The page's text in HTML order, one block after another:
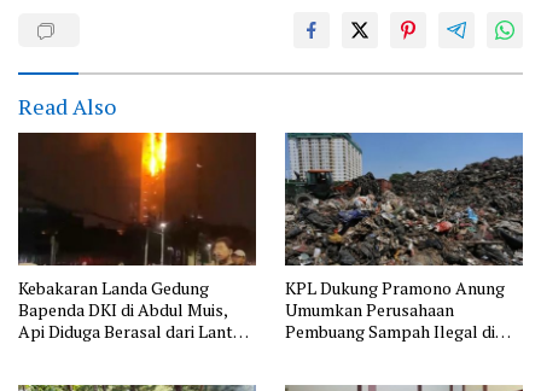
Read Also
Kebakaran Landa Gedung
Bapenda DKI di Abdul Muis,
Api Diduga Berasal dari Lantai
KPL Dukung Pramono Anung
Umumkan Perusahaan
Pembuang Sampah Ilegal di